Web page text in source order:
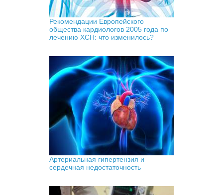
Рекомендации Европейского
общества кардиологов 2005 года по
лечению ХСН: что изменилось?
Артериальная гипертензия и
сердечная недостаточность